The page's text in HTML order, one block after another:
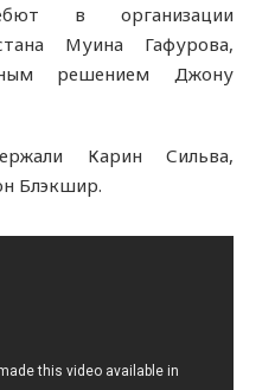
в организации
Муина Гафурова,
решением Джону
Карин Сильва,
Блэкшир.